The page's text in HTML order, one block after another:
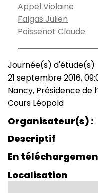
Appel Violaine
Falgas Julien
Poissenot Claude
Type
de
manifestation
Journée(s) d'étude(s)
Date
(smart)
21 septembre 2016,
Lieu
Nancy, Présidence de
Cours Léopold
Organisateur(s)
Descriptif
En
Localisation